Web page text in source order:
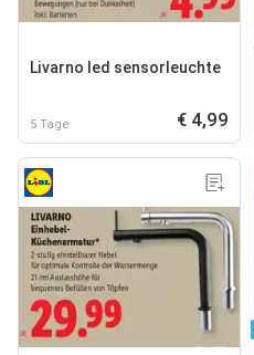
Livarno led sensorleuchte
5 Tage € 4,99